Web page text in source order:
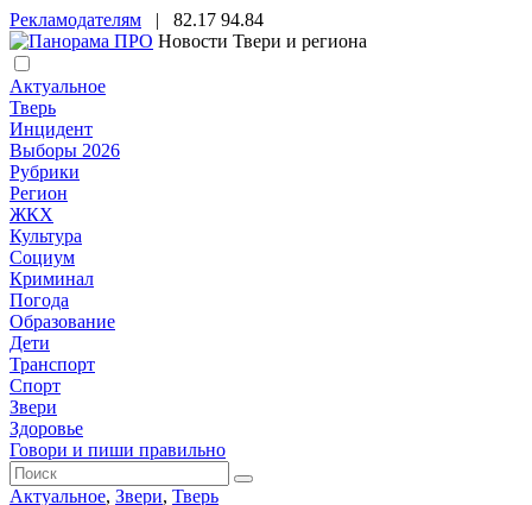
Рекламодателям | 82.17 94.84
Новости Твери и региона
Актуальное
Тверь
Инцидент
Выборы 2026
Рубрики
Регион
ЖКХ
Культура
Социум
Криминал
Погода
Образование
Дети
Транспорт
Спорт
Звери
Здоровье
Говори и пиши правильно
Актуальное, Звери, Тверь